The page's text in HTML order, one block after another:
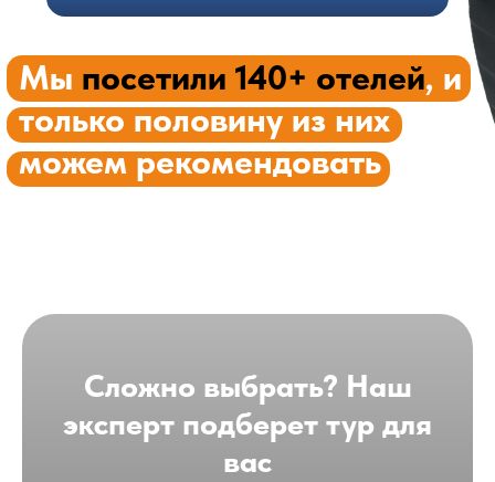
Сложно выбрать? Наш
эксперт подберет тур для
вас